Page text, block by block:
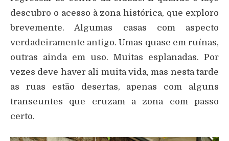
descubro o acesso à zona histórica, que exploro
brevemente. Algumas casas com aspecto
verdadeiramente antigo. Umas quase em ruínas,
outras ainda em uso. Muitas esplanadas. Por
vezes deve haver ali muita vida, mas nesta tarde
as ruas estão desertas, apenas com alguns
transeuntes que cruzam a zona com passo
certo.